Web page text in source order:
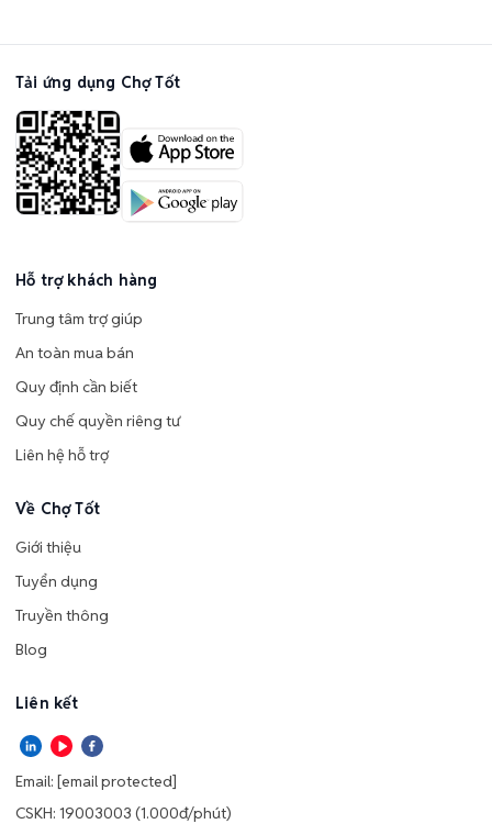
Tải ứng dụng Chợ Tốt
Hỗ trợ khách hàng
Trung tâm trợ giúp
An toàn mua bán
Quy định cần biết
Quy chế quyền riêng tư
Liên hệ hỗ trợ
Về Chợ Tốt
Giới thiệu
Tuyển dụng
Truyền thông
Blog
Liên kết
Email: [email protected]
CSKH: 19003003 (1.000đ/phút)